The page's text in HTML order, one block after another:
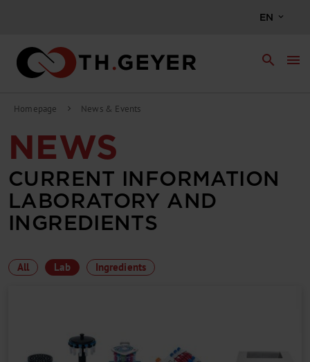
EN
search menu
Homepage chevron_right News & Events
NEWS
CURRENT INFORMATION
LABORATORY AND
INGREDIENTS
All Lab Ingredients